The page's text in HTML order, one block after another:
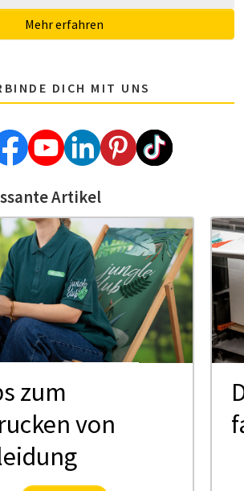
Mehr erfahren
DICH MIT UNS
Artikel
zum
von